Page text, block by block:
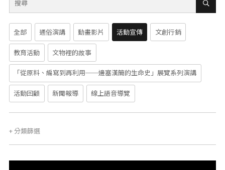
全部 通俗演講 動畫影片 活動宣傳 文創行銷
教育活動 文物裡的故事
「從原料、編寫到再利用──邊塞漢簡的生命史」展覽系列演講
活動回顧 新聞報導 線上語音導覽
+分類篩選